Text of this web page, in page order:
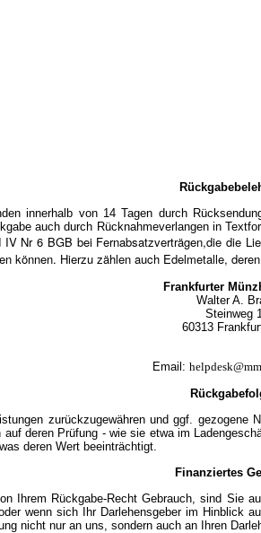
innerhalb von 14 Tagen durch
auch durch Rücknahmeverlangen in
Nr 6 BGB bei Fernabsatzverträgen,die die
können. Hierzu zählen auch Edelmetalle,
Frankfurter
Walter A.
Steinweg
60313
Email:
zurückzugewähren und ggf.
deren Prüfung - wie sie etwa im
deren Wert beeinträchtigt.
Finanziertes
Ihrem Rückgabe-Recht Gebrauch, sind
wenn sich Ihr Darlehensgeber im
nicht nur an uns, sondern auch an Ihren